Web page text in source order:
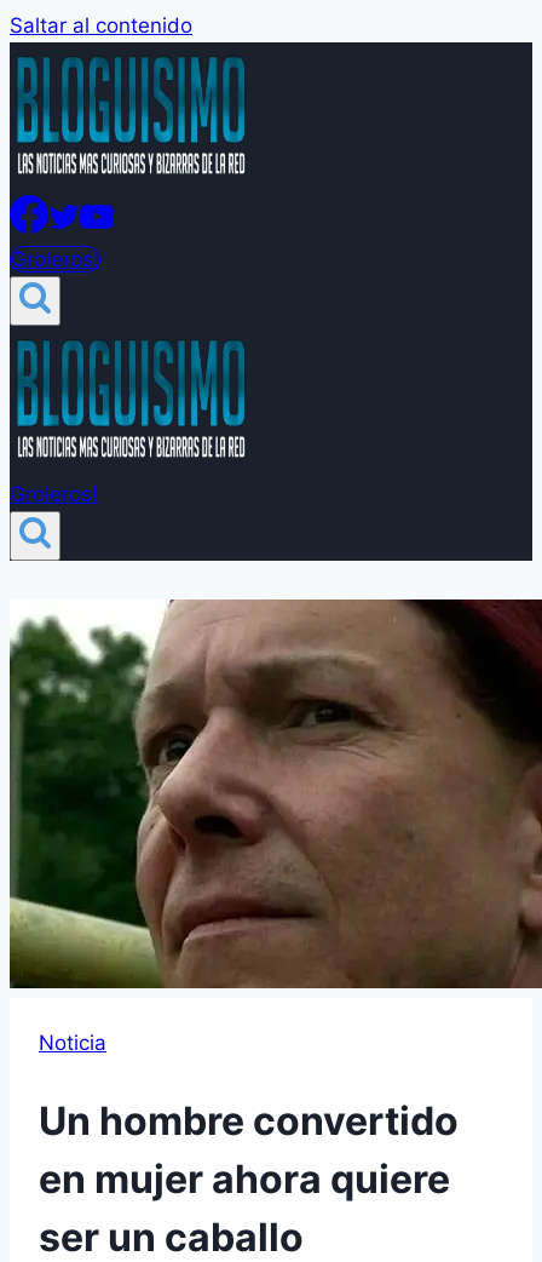
Saltar al contenido
Groleros!
Groleros!
Noticia
Un hombre convertido
en mujer ahora quiere
ser un caballo